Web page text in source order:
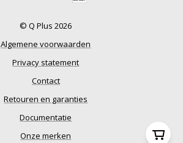
© Q Plus 2026
Algemene voorwaarden
Privacy statement
Contact
Retouren en garanties
Documentatie
Onze merken